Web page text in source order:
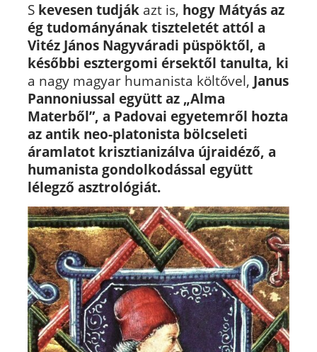
S kevesen tudjákazt is, hogy Mátyás az
ég tudományának tiszteletét attól a
Vitéz János Nagyváradi püspöktől, a
későbbi esztergomi érsektől tanulta, ki
a nagy magyar humanista költővel, Janus
Pannoniussal együtt az „Alma
Materből”, a Padovai egyetemről hozta
az antik neo-platonista bölcseleti
áramlatot krisztianizálva újraidéző, a
humanista gondolkodással együtt
lélegző asztrológiát.